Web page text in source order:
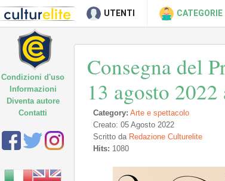
UTENTI CATEGORIE
Consegna del
13 agosto
Category: Arte e spettacolo
Creato: 05 Agosto 2022
Scritto da Redazione Culturelite
Hits: 1080
Condizioni d'uso
Informazioni
Diventa autore
Contatti